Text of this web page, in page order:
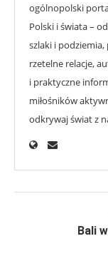
ogólnopolski
Polski i świata –
szlaki i
rzetelne relacje,
i praktyczne
miłośników
odkrywaj świat z
Bali